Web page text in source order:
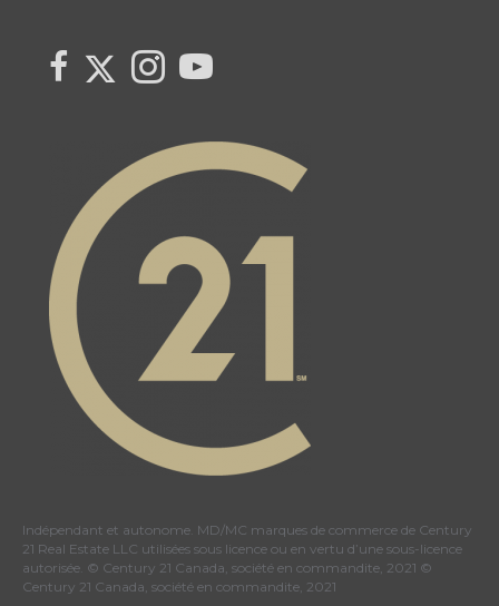
link to Century 21 Canada's facebook page
Link to Century 21 Canada's Twitter page
Link to Century 21 Canada's Instagram page
link to Century 21 Canada's YouTube page
Indépendant et autonome. MD/MC marques de commerce de Century
21 Real Estate LLC utilisées sous licence ou en vertu d’une sous-licence
autorisée. © Century 21 Canada, société en commandite, 2021 ©
Century 21 Canada, société en commandite, 2021